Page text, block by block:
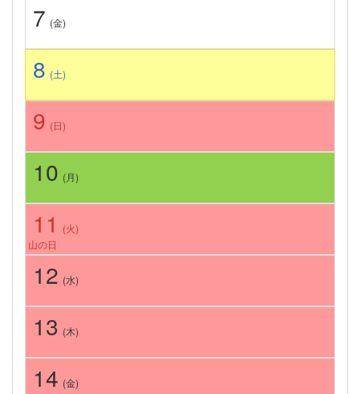
7 (金)
8 (土)
9 (日)
10 (月)
11
(火)
山の日
12 (水)
13 (木)
14 (金)